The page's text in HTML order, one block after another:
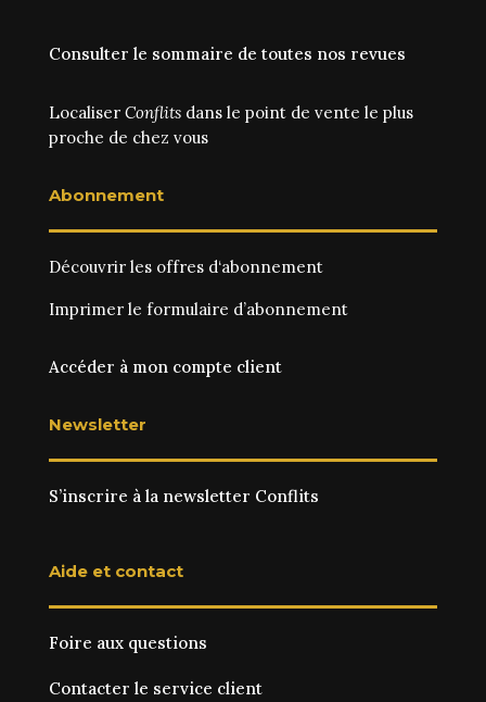
Consulter le sommaire de toutes nos revues
Localiser Conflitsdans le point de vente le plus
proche de chez vous
Abonnement
Découvrir les offres d‘abonnement
Imprimer le formulaire d’abonnement
Accéder à mon compte client
Newsletter
S’inscrire à la newsletter Conflits
Aide et contact
Foire aux questions
Contacter le service client